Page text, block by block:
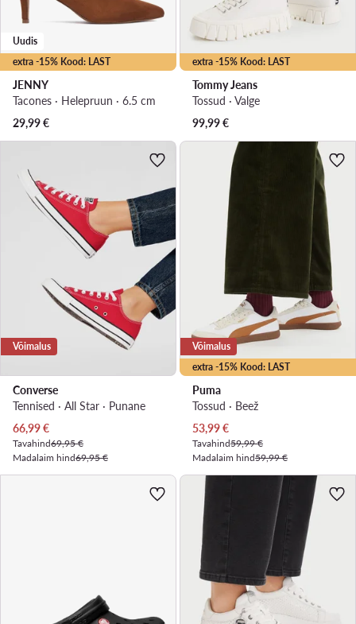
extra -15% Kood: LAST
Uudis
JENNY
Tacones · Helepruun · 6.5 cm
29,99€
extra -15% Kood: LAST
Tommy Jeans
Tossud · Valge
99,99€
Võimalus
Converse
Tennised · All Star · Punane
Praegune hind
66,99€
Tavahind69,95 €
Madalaim hind69,95 €
extra -15% Kood: LAST
Võimalus
Puma
Tossud · Beež
Praegune hind
53,99€
Tavahind59,99 €
Madalaim hind59,99 €